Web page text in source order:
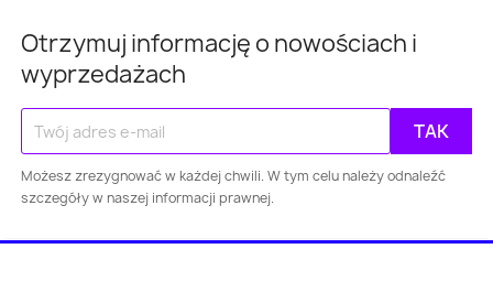
Otrzymuj informację o nowościach i
wyprzedażach
Możesz zrezygnować w każdej chwili. W tym celu należy odnaleźć
szczegóły w naszej informacji prawnej.